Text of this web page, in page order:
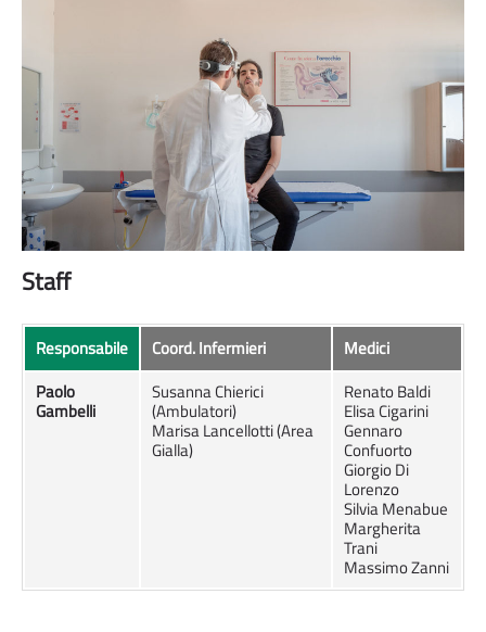
Staff
Responsabile Coord. Infermieri
Medici
Paolo
Gambelli
Susanna Chierici
(Ambulatori)
Marisa Lancellotti (Area
Gialla)
Renato Baldi
Elisa Cigarini
Gennaro
Confuorto
Giorgio Di
Lorenzo
Silvia Menabue
Margherita
Trani
Massimo Zanni